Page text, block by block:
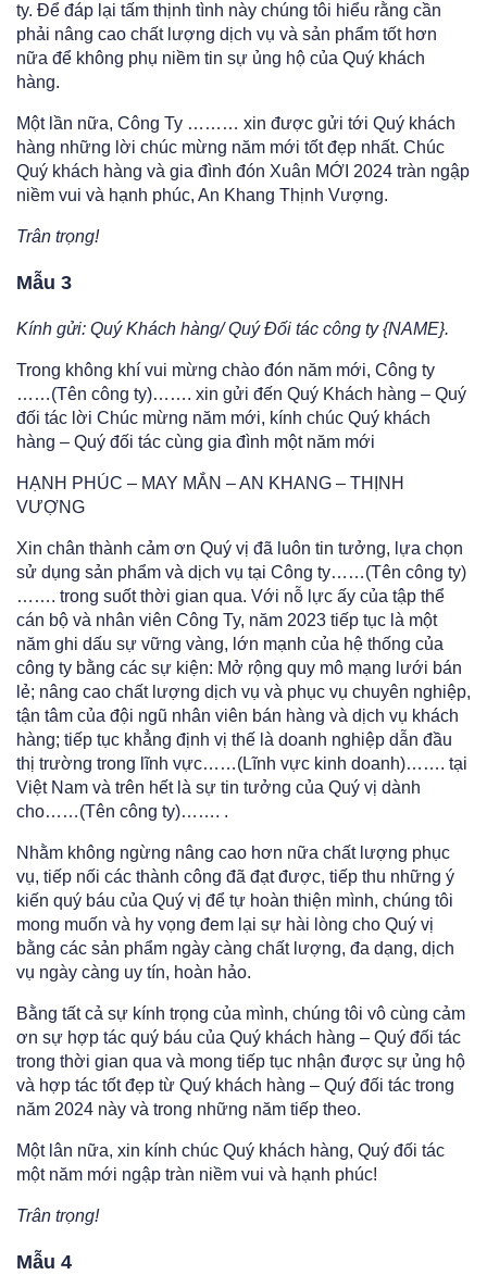
ty. Để đáp lại tấm thịnh tình này chúng tôi hiểu rằng cần
phải nâng cao chất lượng dịch vụ và sản phẩm tốt hơn
nữa để không phụ niềm tin sự ủng hộ của Quý khách
hàng.
Một lần nữa, Công Ty ……… xin được gửi tới Quý khách
hàng những lời chúc mừng năm mới tốt đẹp nhất. Chúc
Quý khách hàng và gia đình đón Xuân MỚI 2024 tràn ngập
niềm vui và hạnh phúc, An Khang Thịnh Vượng.
Trân trọng!
Mẫu 3
Kính gửi: Quý Khách hàng/ Quý Đối tác công ty {NAME}.
Trong không khí vui mừng chào đón năm mới, Công ty
……(Tên công ty)……. xin gửi đến Quý Khách hàng – Quý
đối tác lời Chúc mừng năm mới, kính chúc Quý khách
hàng – Quý đối tác cùng gia đình một năm mới
HẠNH PHÚC – MAY MẮN – AN KHANG – THỊNH
VƯỢNG
Xin chân thành cảm ơn Quý vị đã luôn tin tưởng, lựa chọn
sử dụng sản phẩm và dịch vụ tại Công ty……(Tên công ty)
……. trong suốt thời gian qua. Với nỗ lực ấy của tập thể
cán bộ và nhân viên Công Ty, năm 2023 tiếp tục là một
năm ghi dấu sự vững vàng, lớn mạnh của hệ thống của
công ty bằng các sự kiện: Mở rộng quy mô mạng lưới bán
lẻ; nâng cao chất lượng dịch vụ và phục vụ chuyên nghiệp,
tận tâm của đội ngũ nhân viên bán hàng và dịch vụ khách
hàng; tiếp tục khẳng định vị thế là doanh nghiệp dẫn đầu
thị trường trong lĩnh vực……(Lĩnh vực kinh doanh)……. tại
Việt Nam và trên hết là sự tin tưởng của Quý vị dành
cho……(Tên công ty)……. .
Nhằm không ngừng nâng cao hơn nữa chất lượng phục
vụ, tiếp nối các thành công đã đạt được, tiếp thu những ý
kiến quý báu của Quý vị để tự hoàn thiện mình, chúng tôi
mong muốn và hy vọng đem lại sự hài lòng cho Quý vị
bằng các sản phẩm ngày càng chất lượng, đa dạng, dịch
vụ ngày càng uy tín, hoàn hảo.
Bằng tất cả sự kính trọng của mình, chúng tôi vô cùng cảm
ơn sự hợp tác quý báu của Quý khách hàng – Quý đối tác
trong thời gian qua và mong tiếp tục nhận được sự ủng hộ
và hợp tác tốt đẹp từ Quý khách hàng – Quý đối tác trong
năm 2024 này và trong những năm tiếp theo.
Một lân nữa, xin kính chúc Quý khách hàng, Quý đối tác
một năm mới ngập tràn niềm vui và hạnh phúc!
Trân trọng!
Mẫu 4